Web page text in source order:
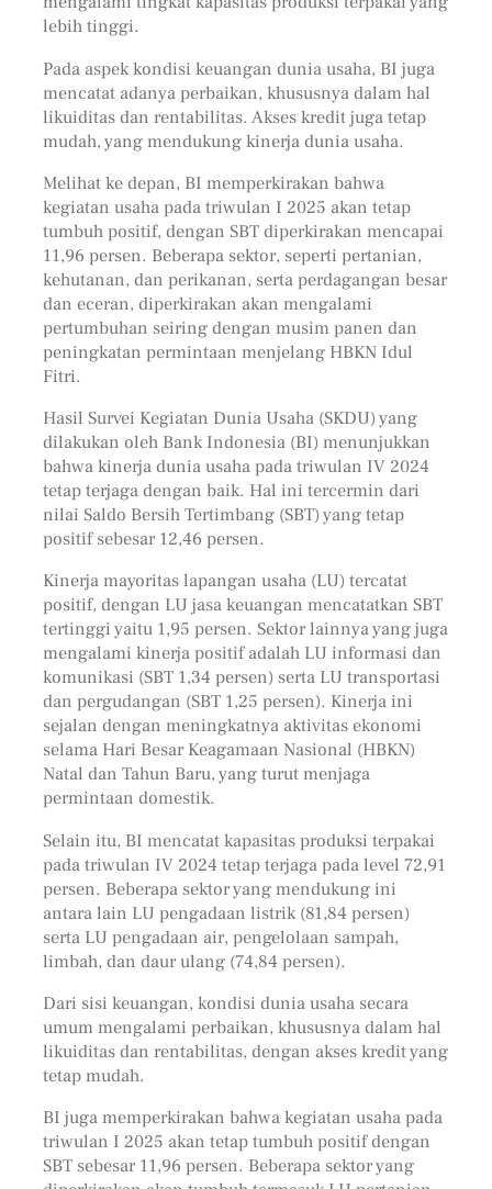
lebih tinggi.
Pada aspek kondisi keuangan dunia usaha, BI juga
mencatat adanya perbaikan, khususnya dalam hal
likuiditas dan rentabilitas. Akses kredit juga tetap
mudah, yang mendukung kinerja dunia usaha.
Melihat ke depan, BI memperkirakan bahwa
kegiatan usaha pada triwulan I 2025 akan tetap
tumbuh positif, dengan SBT diperkirakan mencapai
11,96 persen. Beberapa sektor, seperti pertanian,
kehutanan, dan perikanan, serta perdagangan besar
dan eceran, diperkirakan akan mengalami
pertumbuhan seiring dengan musim panen dan
peningkatan permintaan menjelang HBKN Idul
Fitri.
Hasil Survei Kegiatan Dunia Usaha (SKDU) yang
dilakukan oleh Bank Indonesia (BI) menunjukkan
bahwa kinerja dunia usaha pada triwulan IV 2024
tetap terjaga dengan baik. Hal ini tercermin dari
nilai Saldo Bersih Tertimbang (SBT) yang tetap
positif sebesar 12,46 persen.
Kinerja mayoritas lapangan usaha (LU) tercatat
positif, dengan LU jasa keuangan mencatatkan SBT
tertinggi yaitu 1,95 persen. Sektor lainnya yang juga
mengalami kinerja positif adalah LU informasi dan
komunikasi (SBT 1,34 persen) serta LU transportasi
dan pergudangan (SBT 1,25 persen). Kinerja ini
sejalan dengan meningkatnya aktivitas ekonomi
selama Hari Besar Keagamaan Nasional (HBKN)
Natal dan Tahun Baru, yang turut menjaga
permintaan domestik.
Selain itu, BI mencatat kapasitas produksi terpakai
pada triwulan IV 2024 tetap terjaga pada level 72,91
persen. Beberapa sektor yang mendukung ini
antara lain LU pengadaan listrik (81,84 persen)
serta LU pengadaan air, pengelolaan sampah,
limbah, dan daur ulang (74,84 persen).
Dari sisi keuangan, kondisi dunia usaha secara
umum mengalami perbaikan, khususnya dalam hal
likuiditas dan rentabilitas, dengan akses kredit yang
tetap mudah.
BI juga memperkirakan bahwa kegiatan usaha pada
triwulan I 2025 akan tetap tumbuh positif dengan
SBT sebesar 11,96 persen. Beberapa sektor yang